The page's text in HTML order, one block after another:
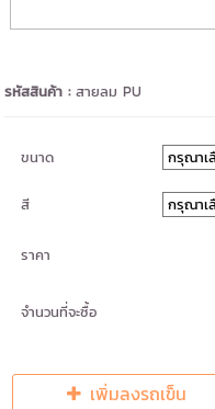
รหัสสินค้า :สายลม PU
ขนาด
สี
ราคา
จำนวนที่จะซื้อ
เพิ่มลงรถเข็น